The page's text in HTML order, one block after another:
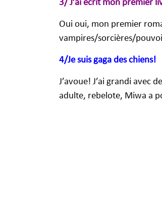
3/ J’ai écrit mon premier
Oui oui, mon premier
vampires/sorcières/
4/Je suis gaga des chiens!
J’avoue! J’ai grandi avec
adulte, rebelote, Miwa a